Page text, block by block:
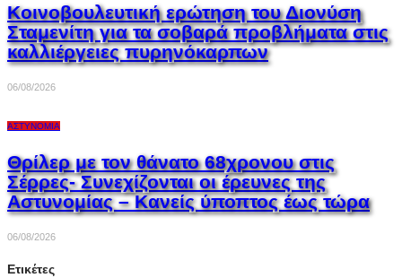
Κοινοβουλευτική ερώτηση του Διονύση
Σταμενίτη για τα σοβαρά προβλήματα στις
καλλιέργειες πυρηνόκαρπων
06/08/2026
ΑΣΤΥΝΟΜΊΑ
Θρίλερ με τον θάνατο 68χρονου στις
Σέρρες- Συνεχίζονται οι έρευνες της
Αστυνομίας – Κανείς ύποπτος έως τώρα
06/08/2026
Ετικέτες